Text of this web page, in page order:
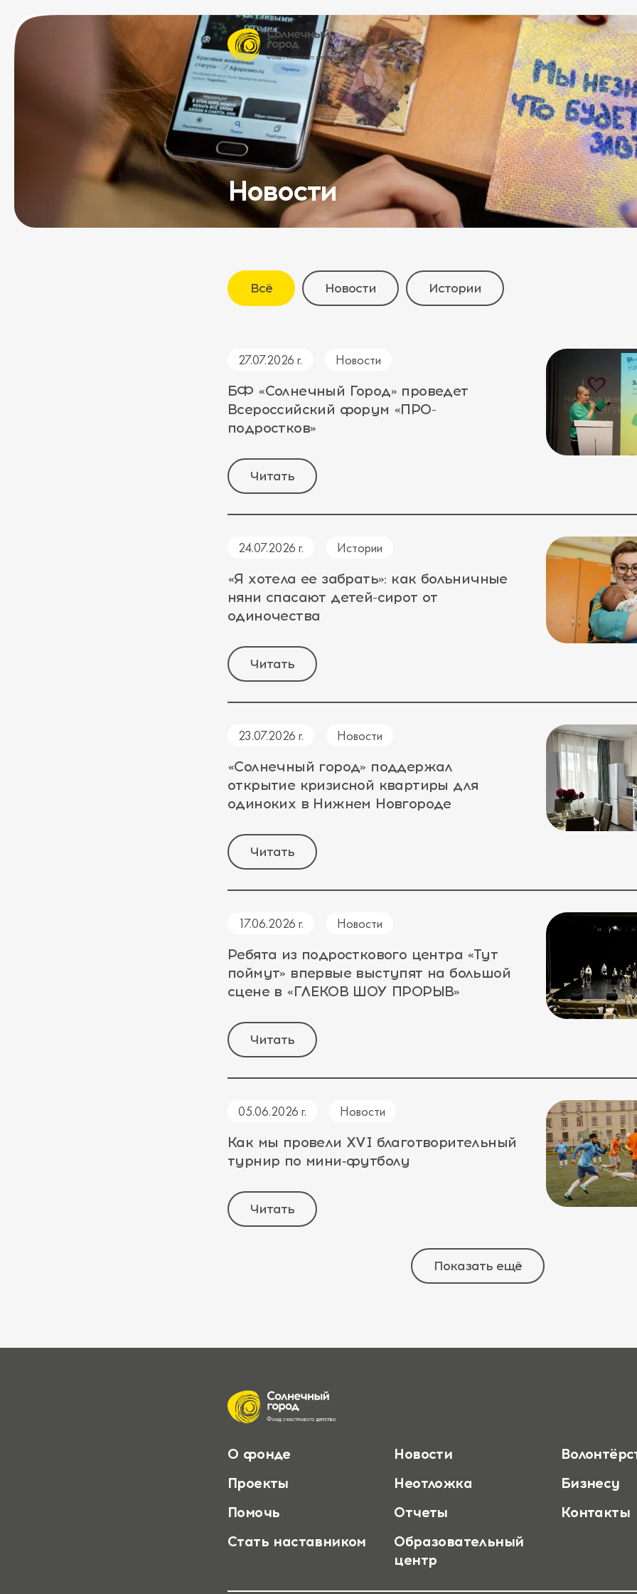
Новости
Всё Новости Истории
27.07.2026 г. Новости
БФ «Солнечный Город» проведет
Всероссийский форум «ПРО-
подростков»
Читать
24.07.2026 г. Истории
«Я хотела ее забрать»: как больничные
няни спасают детей-сирот от
одиночества
Читать
23.07.2026 г. Новости
«Солнечный город» поддержал
открытие кризисной квартиры для
одиноких в Нижнем Новгороде
Читать
17.06.2026 г. Новости
Ребята из подросткового центра «Тут
поймут» впервые выступят на большой
сцене в «ГЛЕКОВ ШОУ ПРОРЫВ»
Читать
05.06.2026 г. Новости
Как мы провели XVI благотворительный
турнир по мини‑футболу
Читать
Показать ещё
О фонде Новости
Проекты
Неотложка
Бизнесу
Помочь
Отчеты
Контакты
Стать наставником
Образовательный
центр